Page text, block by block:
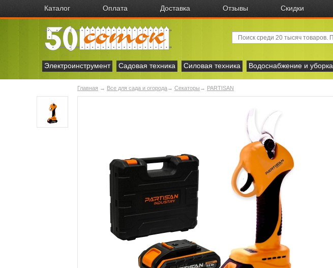
Каталог Оплата Доставка Отзывы Скидки
Электроинструмент
Садовая техника Силовая техника Водоснабжение и уборка
Главная → Все для сада и огорода→ Секаторы → PARTISAN